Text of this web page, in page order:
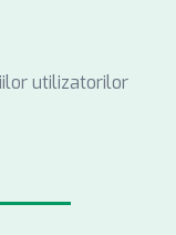
utilizatorilor